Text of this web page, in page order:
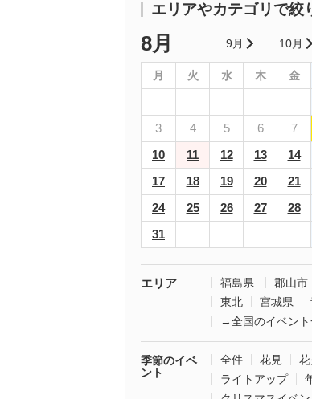
エリアやカテゴリで絞
8月 9月 10月
月 火 水 木 金
3
4 5 6 7
10
11 12 13 14
17
18 19 20 21
24
25 26 27 28
31
エリア 福島県
郡山市
東北
宮城県
→全国のイベント
季節のイベ
ント
全件 花見 花
ライトアップ